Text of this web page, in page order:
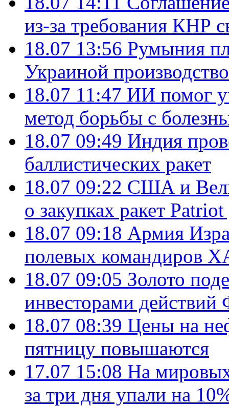
из-за требования КНР
18.07 13:56 Румыния
Украиной
18.07 11:47 ИИ помог
метод борьбы с
18.07 09:49 Индия
баллистических ракет
18.07 09:22 США и
о закупках ракет
18.07 09:18 Армия
полевых командиров
18.07 09:05 Золото
инвесторами
18.07 08:39 Цены на
пятницу повышаются
17.07 15:08 На
за три дня упали на